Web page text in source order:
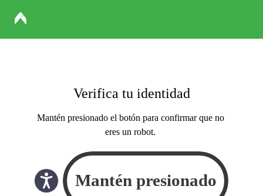
Verifica tu identidad
Mantén presionado el botón para confirmar que no
eres un robot.